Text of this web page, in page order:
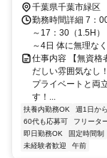
千葉県千葉市緑区
勤務時間詳細 7：
～17：30（1.5H
～4日 体に無理な
仕事内容 【無
だしい雰囲気なし
プライベートと両
す！...
扶養内勤務OK 週1日か
60代も応募可
フリータ
即日勤務OK
固定時間制
未経験者歓迎
午前